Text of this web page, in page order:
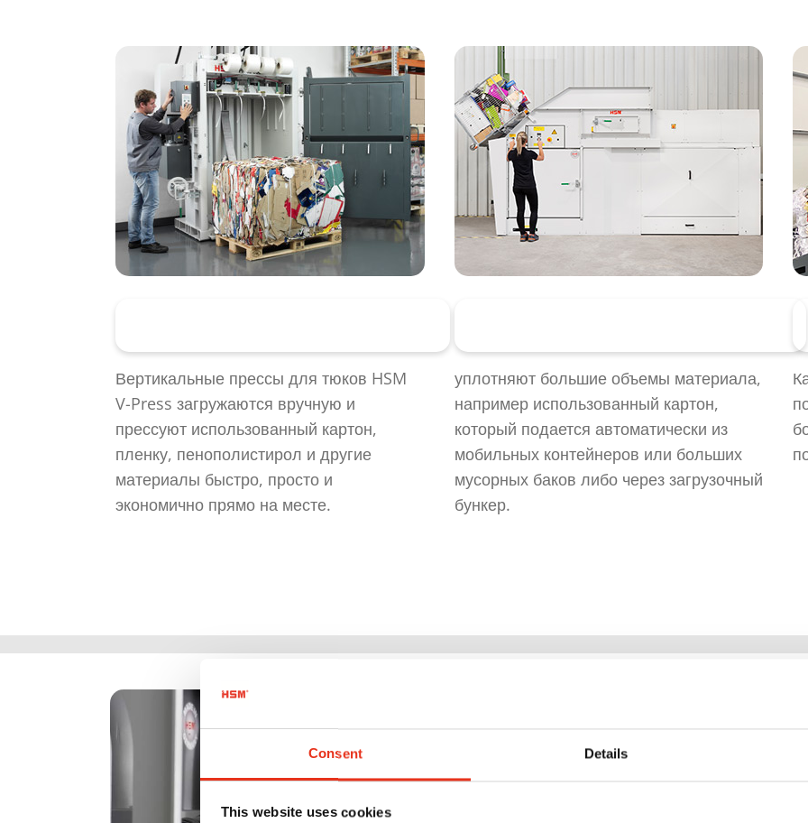
Consent Details
This website uses cookies
Вертикальные прессы для тюков HSM
V-Press загружаются вручную и
прессуют использованный картон,
пленку, пенополистирол и другие
материалы быстро, просто и
экономично прямо на месте.
уплотняют большие объемы материала,
например использованный картон,
который подается автоматически из
мобильных контейнеров или больших
мусорных баков либо через загрузочный
бункер.